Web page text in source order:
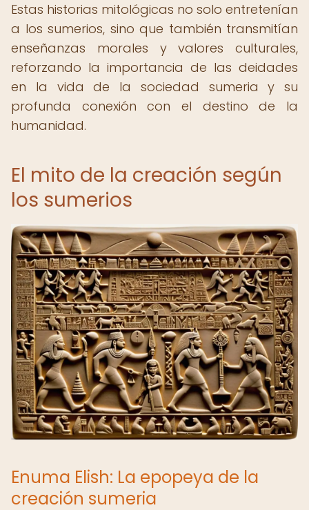
Estas historias mitológicas no solo entretenían
a los sumerios, sino que también transmitían
enseñanzas morales y valores culturales,
reforzando la importancia de las deidades
en la vida de la sociedad sumeria y su
profunda conexión con el destino de la
humanidad.
El mito de la creación según
los sumerios
Enuma Elish: La epopeya de la
creación sumeria